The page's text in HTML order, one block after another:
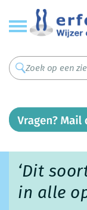
Overslaan
en
naar
inhoud
gaan
‘Dit
in alle